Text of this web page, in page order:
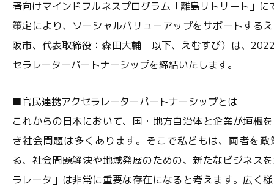
者向けマインドフルネスプログラム「離島リトリート」に
策定により、ソーシャルバリューアップをサポートする
阪市、代表取締役：森田大輔 以下、えむすび）は、
セラレーターパートナーシップを締結いたします。
■官民連携アクセラレーターパートナーシップとは
これからの日本において、国・地方自治体と企業が垣根
き社会問題は多くあります。そこで私どもは、両者を
る、社会問題解決や地域発展のための、新たなビジネス
ラレータ」は非常に重要な存在になると考えます。広く